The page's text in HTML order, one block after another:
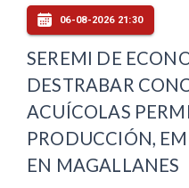
06-08-2026 21:30
SEREMI DE
DESTRABAR
ACUÍCOLAS
PRODUCCIÓN,
EN MAGALLANES